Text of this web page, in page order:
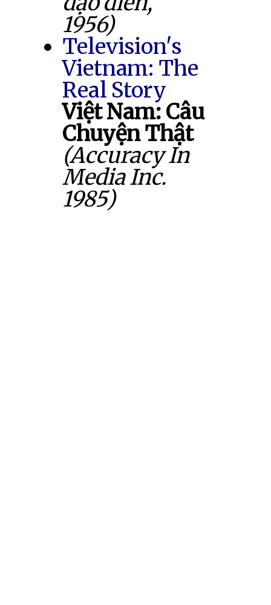
1956)
Television's
Vietnam: The
Real Story
Việt Nam: Câu
Chuyện Thật
(Accuracy In
Media Inc.
1985)